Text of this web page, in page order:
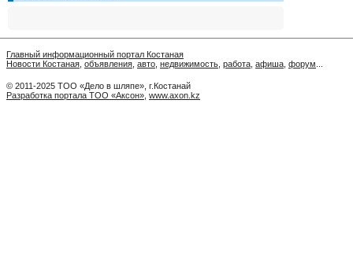
Главный информационный портал Костаная
Новости Костаная объявления авто недвижимость работа афиша форум
© 2011-2025 ТОО «Дело в шляпе», г.Костанай
Разработка портала ТОО «Аксон» www.axon.kz